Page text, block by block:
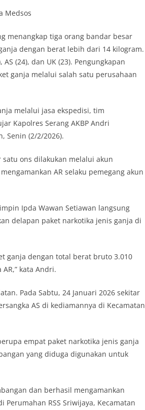
Medsos
menangkap tiga orang bandar besar
dengan berat lebih dari 14 kilogram.
(24), dan UK (23). Pengungkapan
ganja melalui salah satu perusahaan
melalui jasa ekspedisi, tim
Kapolres Serang AKBP Andri
Senin (2/2/2026).
ons dilakukan melalui akun
AR selaku pemegang akun
Ipda Wawan Setiawan langsung
delapan paket narkotika jenis ganja di
ganja dengan total berat bruto 3.010
kata Andri.
Pada Sabtu, 24 Januari 2026 sekitar
AS di kediamannya di Kecamatan
empat paket narkotika jenis ganja
yang diduga digunakan untuk
dan berhasil mengamankan
Perumahan RSS Sriwijaya, Kecamatan